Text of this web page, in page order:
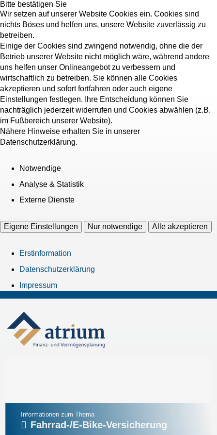
Bitte bestätigen Sie
Wir setzen auf unserer Website Cookies ein. Cookies sind
nichts Böses und helfen uns, unsere Website zuverlässig zu
betreiben.
Einige der Cookies sind zwingend notwendig, ohne die der
Betrieb unserer Website nicht möglich wäre, während andere
uns helfen unser Onlineangebot zu verbessern und
wirtschaftlich zu betreiben. Sie können alle Cookies
akzeptieren und sofort fortfahren oder auch eigene
Einstellungen festlegen. Ihre Entscheidung können Sie
nachträglich jederzeit widerrufen und Cookies abwählen (z.B.
im Fußbereich unserer Website).
Nähere Hinweise erhalten Sie in unserer
Datenschutzerklärung.
Notwendige
Analyse & Statistik
Externe Dienste
Eigene Einstellungen Nur notwendige Alle akzeptieren
Erstinformation
Datenschutzerklärung
Impressum
Informationen zum Thema
Fahrrad-/E-Bike-Versicherung